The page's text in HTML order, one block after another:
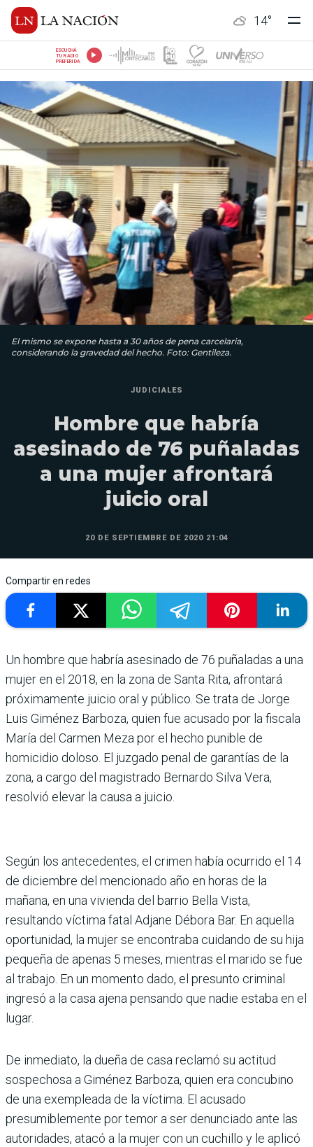
14°
ESCUCHÁ
TU RADIO
PREFERIDA
El mismo se expone hasta a 30 años de pena carcelaria,
considerando la gravedad del hecho. Foto: Gentileza.
JUDICIALES
Hombre que habría
asesinado de 76 puñaladas
a una mujer afrontará
juicio oral
20 DE SEPTIEMBRE DE 2020 21:04
Compartir en redes
Un hombre que habría asesinado de 76 puñaladas a una
mujer en el 2018, en la zona de Santa Rita, afrontará
próximamente juicio oral y público. Se trata de Jorge
Luis Giménez Barboza, quien fue acusado por la fiscala
María del Carmen Meza por el hecho punible de
homicidio doloso. El juzgado penal de garantías de la
zona, a cargo del magistrado Bernardo Silva Vera,
resolvió elevar la causa a juicio.
Según los antecedentes, el crimen había ocurrido el 14
de diciembre del mencionado año en horas de la
mañana, en una vivienda del barrio Bella Vista,
resultando víctima fatal Adjane Débora Bar. En aquella
oportunidad, la mujer se encontraba cuidando de su hija
pequeña de apenas 5 meses, mientras el marido se fue
al trabajo. En un momento dado, el presunto criminal
ingresó a la casa ajena pensando que nadie estaba en el
lugar.
De inmediato, la dueña de casa reclamó su actitud
sospechosa a Giménez Barboza, quien era concubino
de una exempleada de la víctima. El acusado
presumiblemente por temor a ser denunciado ante las
autoridades, atacó a la mujer con un cuchillo y le aplicó